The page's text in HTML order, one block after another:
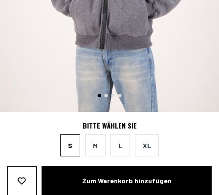
BITTE WÄHLEN SIE
S M L XL
Zum Warenkorb hinzufügen